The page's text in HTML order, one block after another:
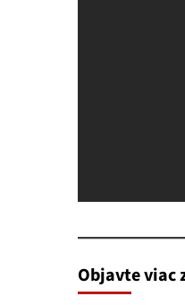
Objavte viac